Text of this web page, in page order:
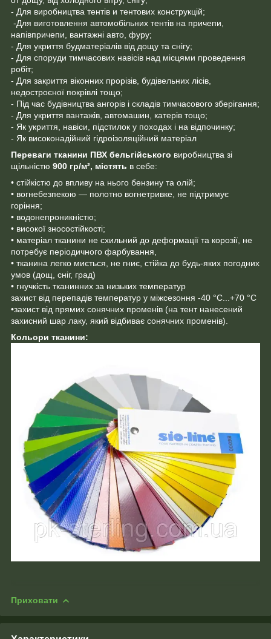
- Для виробництва тентів и тентових конструкцій;
-Для виготовлення автомобільних тентів на причепи,
напівпричепи, вантажні авто, фуру;
- Для укриття будматеріалів від дощу та снігу;
- Для споруди тимчасових навісів над місцями проведення
робіт;
- Для закриття віконних прорізів, будівельних лісів,
недостроєної покрівлі тощо;
- Під час будівництва ангорів і складів тимчасового зберігання;
- Для укриття вантажів, автомашин, катерів тощо;
- Як укриття, навіси, підстилок у походах і на відпочинку;
- Як високонадійний гідроізоляційний матеріал
Переваги тканини ПВХ бельгійського виробництва зі
щільністю 900 гр/м², містять в себе:
• стійкістю до впливу на нього бензину та олій;
• вогнебезпекою — полотно вогнетривке, не підтримує
горіння;
• водонепроникністю;
• високої зносостійкості;
• матеріал тканини не схильний до деформації та корозії, не
потребує періодичного фарбування,
• тканина легко миється, не гниє, стійка до будь-яких погодних
умов (дощ, сніг, град)
• гнучкість тканинних за низьких температур
захист від перепадів температур у міжсезоння -40 °C...+70 °C
•захист від прямих сонячних променів (на тент нанесений
захисний шар лаку, який відбиває сонячних променів).
Кольори тканини:
Приховати